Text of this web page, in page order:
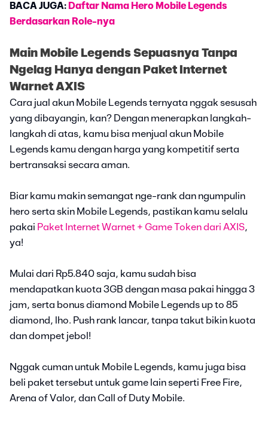
BACA JUGA: Daftar Nama Hero Mobile Legends
Berdasarkan Role-nya
Main Mobile Legends Sepuasnya Tanpa
Ngelag Hanya dengan Paket Internet
Warnet AXIS
Cara jual akun Mobile Legends ternyata nggak sesusah
yang dibayangin, kan? Dengan menerapkan langkah-
langkah di atas, kamu bisa menjual akun Mobile
Legends kamu dengan harga yang kompetitif serta
bertransaksi secara aman.
Biar kamu makin semangat nge-rank dan ngumpulin
hero serta skin Mobile Legends, pastikan kamu selalu
pakai Paket Internet Warnet + Game Token dari AXIS,
ya!
Mulai dari Rp5.840 saja, kamu sudah bisa
mendapatkan kuota 3GB dengan masa pakai hingga 3
jam, serta bonus diamond Mobile Legends up to 85
diamond, lho. Push rank lancar, tanpa takut bikin kuota
dan dompet jebol!
Nggak cuman untuk Mobile Legends, kamu juga bisa
beli paket tersebut untuk game lain seperti Free Fire,
Arena of Valor, dan Call of Duty Mobile.